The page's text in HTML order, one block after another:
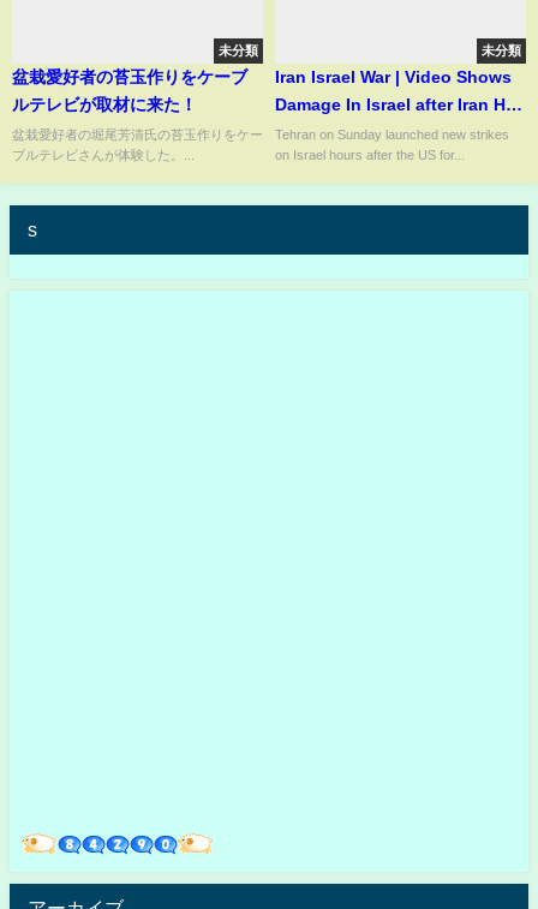
未分類
盆栽愛好者の苔玉作りをケーブ
ルテレビが取材に来た！
盆栽愛好者の堀尾芳清氏の苔玉作りをケー
ブルテレビさんが体験した。...
未分類
Iran Israel War | Video Shows
Damage In Israel after Iran Hits
Israeli Sites
Tehran on Sunday launched new strikes
on Israel hours after the US for...
s